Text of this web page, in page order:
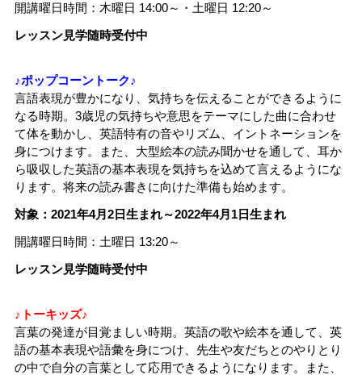
開講曜日時間：木曜日 14:00～・土曜日 12:20～
レッスン見学随時受付中
♪ポップコーントーク♪
言語表現が豊かになり、気持ちを伝えることができるように
なる時期。3歳児の気持ちや意思をテーマにした曲に合わせ
て体を動かし、英語特有の音やリズム、イントネーションを
身につけます。また、大型絵本の読み聞かせを通して、耳か
ら吸収した英語の基本表現を気持ちを込めて言えるようにな
ります。将来の読み書きに向けた準備も始めます。
対象：2021年4月2日生まれ～2022年4月1日生まれ
開講曜日時間：土曜日 13:20～
レッスン見学随時受付中
♪トーキッズ♪
言葉の発達が目覚ましい時期。英語の歌や絵本を通して、英
語の基本表現や語彙を身につけ、先生や友だちとのやりとり
の中で自分の言葉として応用できるようになります。また、